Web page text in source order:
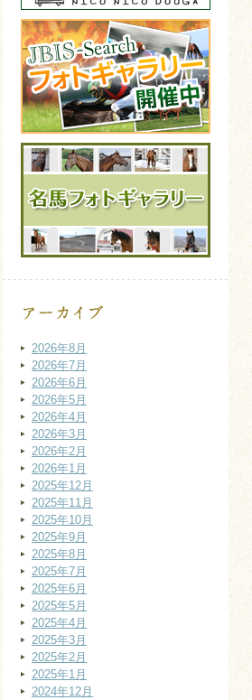
2026年8月
2026年7月
2026年6月
2026年5月
2026年4月
2026年3月
2026年2月
2026年1月
2025年12月
2025年11月
2025年10月
2025年9月
2025年8月
2025年7月
2025年6月
2025年5月
2025年4月
2025年3月
2025年2月
2025年1月
2024年12月